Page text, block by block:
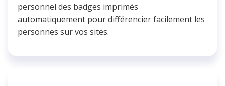
personnel des badges imprimés
automatiquement pour différencier facilement les
personnes sur vos sites.